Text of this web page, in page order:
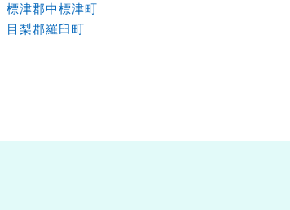
標津郡中標津町
目梨郡羅臼町